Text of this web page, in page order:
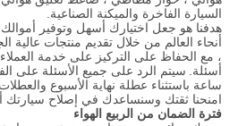
السيارة الفاخرة والميكنة الصناعية.
هدفنا هو جعل اختيارك أسهل وتوفير
أنحاء العالم من خلال تقديم منتجات عالية
، مع الحفاظ على التركيز على خدمة العملاء
أسئلة.
ساعة باستثناء عطلة نهاية الأسبوع
امنحنا ثقتك وسنساعدك في إصلاح سيارتك
فترة الضمان من الربيع الهواء